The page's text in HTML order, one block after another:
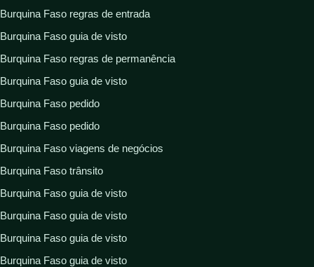
Burquina Faso regras de entrada
Burquina Faso guia de visto
Burquina Faso regras de permanência
Burquina Faso guia de visto
Burquina Faso pedido
Burquina Faso pedido
Burquina Faso viagens de negócios
Burquina Faso trânsito
Burquina Faso guia de visto
Burquina Faso guia de visto
Burquina Faso guia de visto
Burquina Faso guia de visto